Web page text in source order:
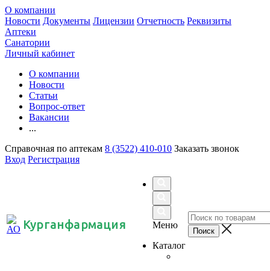
О компании
Новости Документы Лицензии Отчетность Реквизиты
Аптеки
Санатории
Личный кабинет
О компании
Новости
Статьи
Вопрос-ответ
Вакансии
...
Справочная по аптекам 8 (3522) 410-010 Заказать звонок
Вход Регистрация
Курганфармация
Меню
Каталог